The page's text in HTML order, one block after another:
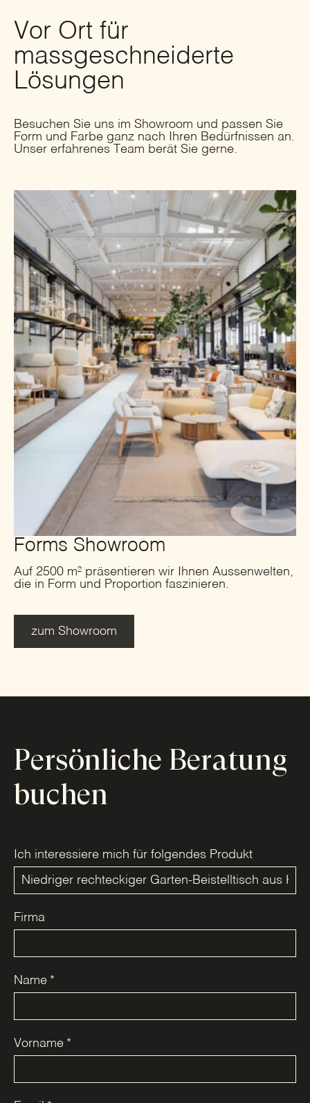
Vor Ort für
massgeschneiderte
Lösungen
Besuchen Sie uns im Showroom und passen Sie
Form und Farbe ganz nach Ihren Bedürfnissen an.
Unser erfahrenes Team berät Sie gerne.
Forms Showroom
Auf 2500 m² präsentieren wir Ihnen Aussenwelten,
die in Form und Proportion faszinieren.
zum Showroom
Persönliche Beratung
buchen
Ich interessiere mich für folgendes Produkt
Firma
Name *
Vorname *